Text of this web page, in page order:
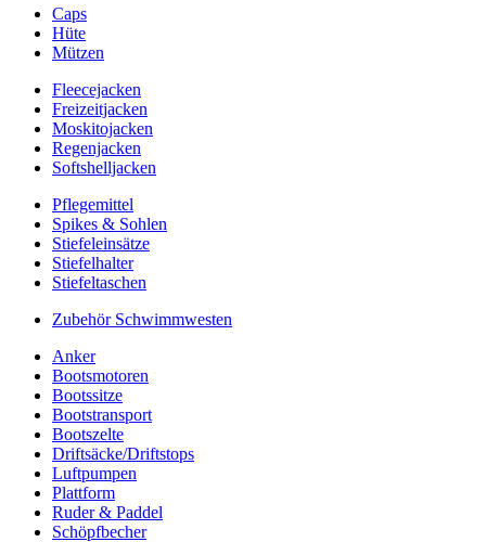
Caps
Hüte
Mützen
Fleecejacken
Freizeitjacken
Moskitojacken
Regenjacken
Softshelljacken
Pflegemittel
Spikes & Sohlen
Stiefeleinsätze
Stiefelhalter
Stiefeltaschen
Zubehör Schwimmwesten
Anker
Bootsmotoren
Bootssitze
Bootstransport
Bootszelte
Driftsäcke/Driftstops
Luftpumpen
Plattform
Ruder & Paddel
Schöpfbecher